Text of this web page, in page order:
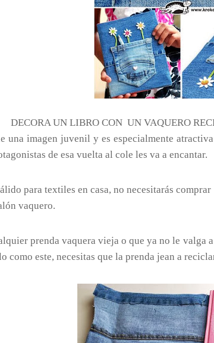
DECORA UN LIBRO CON UN VAQUERO
una imagen juvenil y es especialmente
de esa vuelta al cole les va a encantar.
para textiles en casa, no necesitarás
vaquero.
prenda vaquera vieja o que ya no le valga
como este, necesitas que la prenda jean a